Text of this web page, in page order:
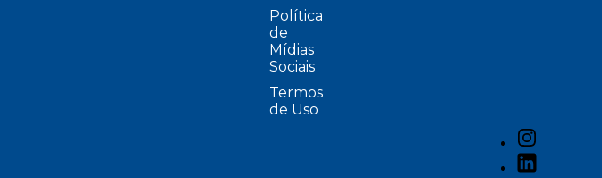
Política
de
Mídias
Sociais
Termos
de Uso